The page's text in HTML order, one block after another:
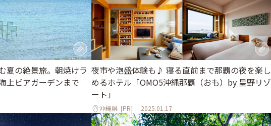
夏の絶景旅。朝焼けラ
上ビアガーデンまで
夜市や泡盛体験も♪ 寝る直前まで那覇の夜を楽し
めるホテル「OMO5沖縄那覇（おも）by 星野リゾ
ート」
沖縄県 [PR] 2025.01.17